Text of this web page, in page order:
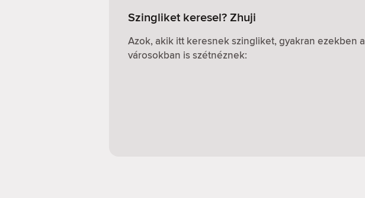
Szingliket keresel? Zhuji
Azok, akik itt keresnek szingliket, gyakran ezekben a
városokban is szétnéznek: